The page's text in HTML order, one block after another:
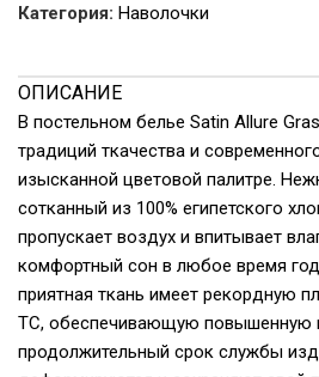
Категория: Наволочки
ОПИСАНИЕ
В постельном белье Satin Allure
традиций ткачества и
изысканной цветовой палитре.
сотканный из 100% египетского
пропускает воздух и впитывает
комфортный сон в любое время
приятная ткань имеет рекордную
ТС, обеспечивающую повышенную
продолжительный срок службы